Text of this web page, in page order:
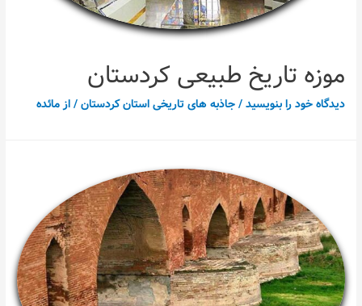
موزه تاریخ طبیعی کردستان
دیدگاه‌ خود را بنویسید/جاذبه های تاریخی استان کردستان/ ازمائده